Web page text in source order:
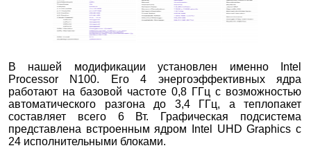
В нашей модификации установлен именно Intel
Processor N100. Его 4 энергоэффективных ядра
работают на базовой частоте 0,8 ГГц с возможностью
автоматического разгона до 3,4 ГГц, а теплопакет
составляет всего 6 Вт. Графическая подсистема
представлена встроенным ядром Intel UHD Graphics с
24 исполнительными блоками.